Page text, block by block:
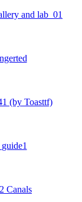
and lab_01
(by Toasttf)
Canals